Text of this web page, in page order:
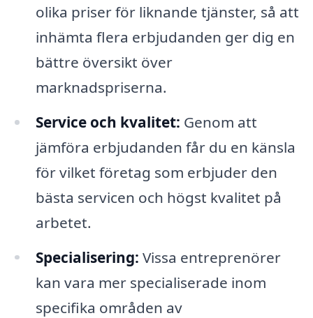
olika priser för liknande tjänster, så att
inhämta flera erbjudanden ger dig en
bättre översikt över
marknadspriserna.
Service och kvalitet: Genom att
jämföra erbjudanden får du en känsla
för vilket företag som erbjuder den
bästa servicen och högst kvalitet på
arbetet.
Specialisering: Vissa entreprenörer
kan vara mer specialiserade inom
specifika områden av